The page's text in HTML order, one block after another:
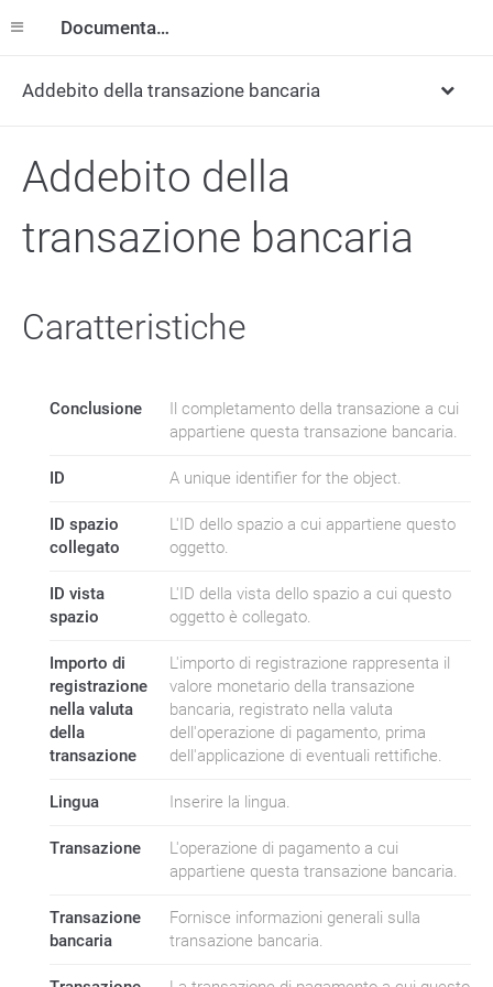
Documentazione
Addebito della transazione bancaria
Addebito della
transazione bancaria
Caratteristiche
Conclusione
Il completamento della transazione a cui
appartiene questa transazione bancaria.
ID A unique identifier for the object.
ID spazio
collegato
L'ID dello spazio a cui appartiene questo
oggetto.
ID vista
spazio
L'ID della vista dello spazio a cui questo
oggetto è collegato.
Importo di
registrazione
nella valuta
della
transazione
L'importo di registrazione rappresenta il
valore monetario della transazione
bancaria, registrato nella valuta
dell'operazione di pagamento, prima
dell'applicazione di eventuali rettifiche.
Lingua Inserire la lingua.
Transazione
L'operazione di pagamento a cui
appartiene questa transazione bancaria.
Transazione
bancaria
Fornisce informazioni generali sulla
transazione bancaria.